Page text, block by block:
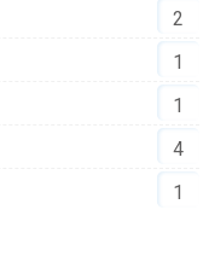
2
1
1
4
1